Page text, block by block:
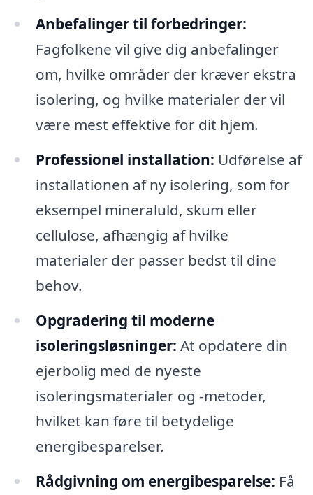
Anbefalinger til forbedringer:
Fagfolkene vil give dig anbefalinger
om, hvilke områder der kræver ekstra
isolering, og hvilke materialer der vil
være mest effektive for dit hjem.
Professionel installation: Udførelse af
installationen af ny isolering, som for
eksempel mineraluld, skum eller
cellulose, afhængig af hvilke
materialer der passer bedst til dine
behov.
Opgradering til moderne
isoleringsløsninger: At opdatere din
ejerbolig med de nyeste
isoleringsmaterialer og -metoder,
hvilket kan føre til betydelige
energibesparelser.
Rådgivning om energibesparelse: Få